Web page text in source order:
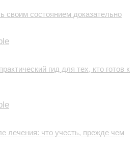
своим состоянием доказательно
гид для тех, кто готов к
лечения: что учесть, прежде чем